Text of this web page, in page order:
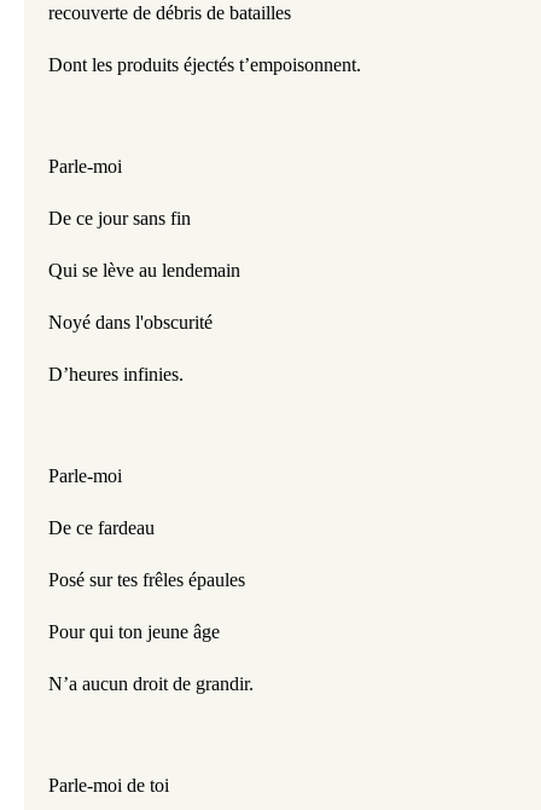
recouverte de débris de batailles
Dont les produits éjectés t’empoisonnent.
Parle-moi
De ce jour sans fin
Qui se lève au lendemain
Noyé dans l'obscurité
D’heures infinies.
Parle-moi
De ce fardeau
Posé sur tes frêles épaules
Pour qui ton jeune âge
N’a aucun droit de grandir.
Parle-moi de toi